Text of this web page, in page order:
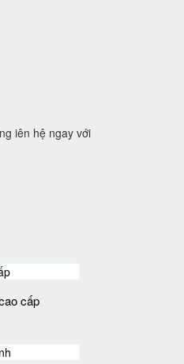
iên hệ ngay với
cấp